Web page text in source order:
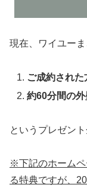
ても満足出
います。
隣の家も依頼
した。他の
現在、ワイユー
ご成約され
約60分間の
というプレゼン
※下記のホームペ
る特典ですが、